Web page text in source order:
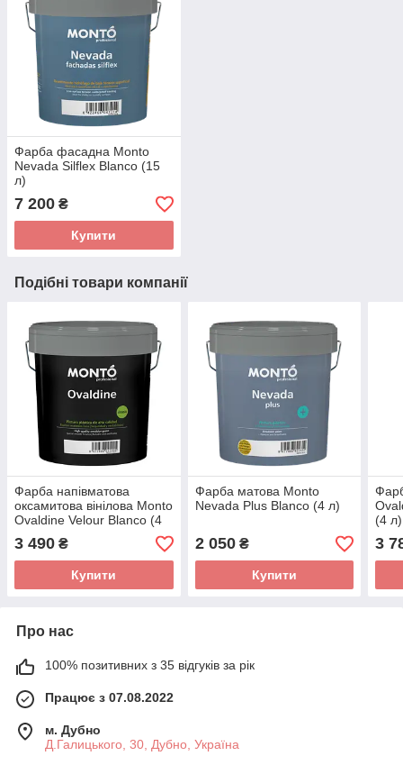
Фарба фасадна Monto
Nevada Silflex Blanco (15
л)
7 200 ₴
Купити
Подібні товари компанії
Фарба напівматова
оксамитова вінілова Monto
Ovaldine Velour Blanco (4
3 490 ₴
Купити
Фарба матова Monto
Nevada Plus Blanco (4 л)
2 050₴
Купити
(4 л)
3
Про нас
100% позитивних з 35 відгуків за рік
Працює з 07.08.2022
м. Дубно
Д.Галицького, 30, Дубно, Україна